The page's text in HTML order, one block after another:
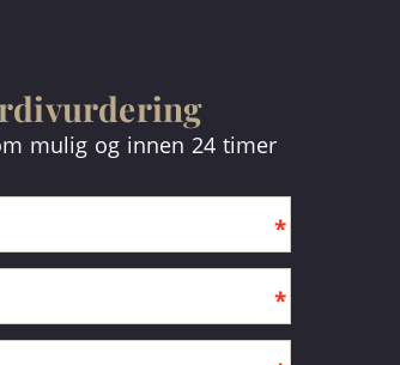
mulig og innen 24 timer